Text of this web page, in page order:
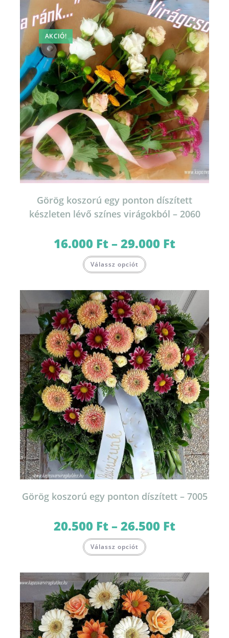
AKCIÓ!
Görög koszorú egy ponton díszített
készleten lévő színes virágokból – 2060
16.000 Ft–29.000 Ft16.000 Ft
Válassz opciót a
van.
A
változatok
a
termékoldalon
választhatók
ki
Görög koszorú egy ponton díszített – 7005
20.500 Ft–26.500 Ft20.500 Ft
Válassz opciót a
van.
A
változatok
a
termékoldalon
választhatók
ki